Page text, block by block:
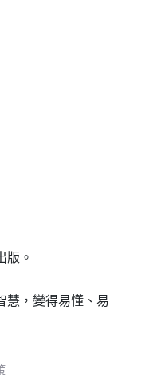
版。
慧，變得易懂、易